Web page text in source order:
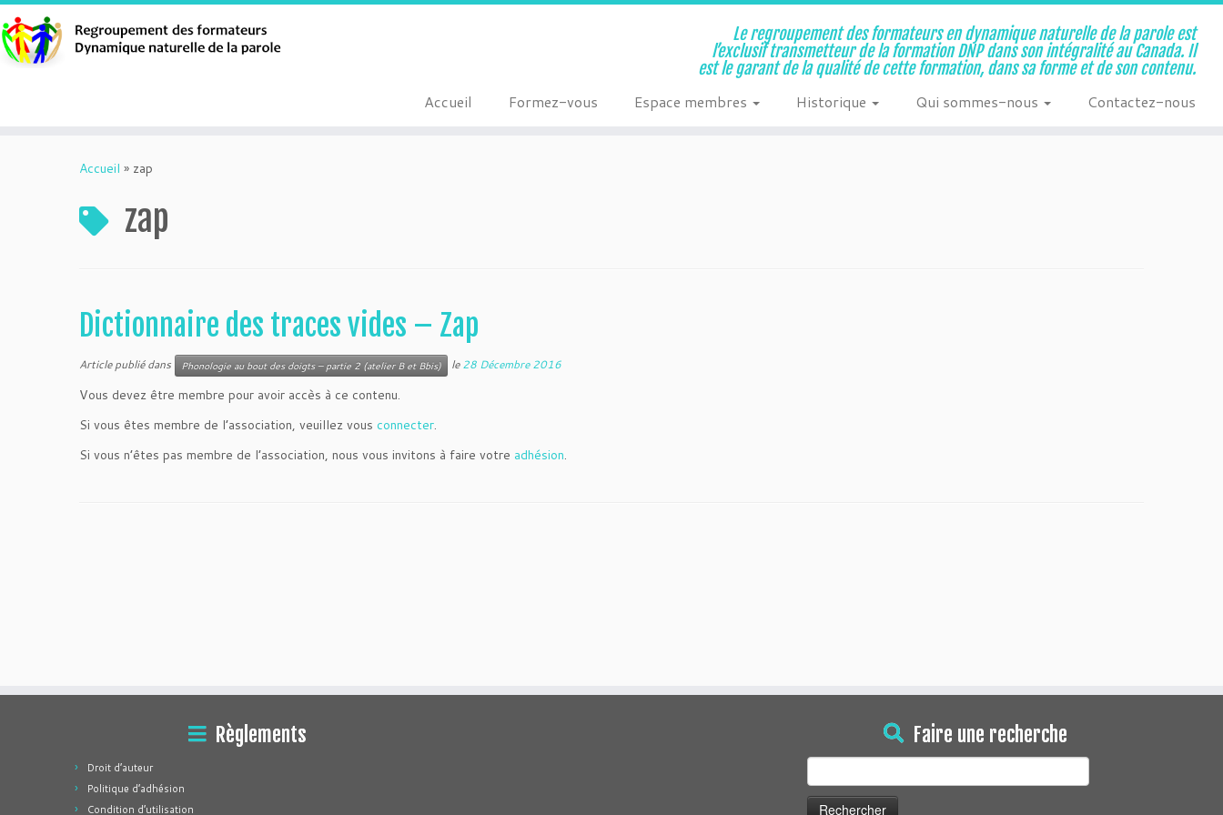
Le regroupement des formateurs en dynamique naturelle de la parole est
l’exclusif transmetteur de la formation DNP dans son intégralité au Canada. Il
est le garant de la qualité de cette formation, dans sa forme et de son contenu.
Accueil Formez-vous Espace membres Historique Qui sommes-nous Contactez-nous
Accueil » zap
zap
Dictionnaire des traces vides – Zap
Article publié dans Phonologie au bout des doigts – partie 2 (atelier B et Bbis) le28 Décembre 2016
Vous devez être membre pour avoir accès à ce contenu.
Si vous êtes membre de l’association, veuillez vous connecter.
Si vous n’êtes pas membre de l’association, nous vous invitons à faire votre adhésion.
Règlements
Droit d’auteur
Politique d’adhésion
Condition d’utilisation
Faire une recherche